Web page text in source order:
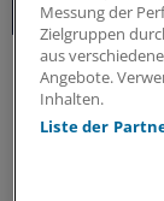
Forschungs-
Neue
besonderen
sind geringe
Messung der
Zielgruppen
aus
Angebote.
Inhalten.
Liste der